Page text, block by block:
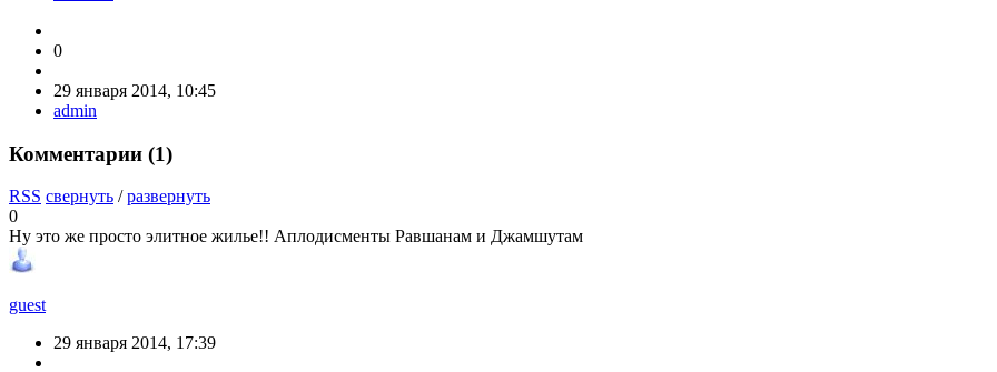
0
29 января 2014, 10:45
admin
Комментарии (1)
RSS свернуть /развернуть
0
Ну это же просто элитное жилье!! Аплодисменты Равшанам и Джамшутам
guest
29 января 2014, 17:39